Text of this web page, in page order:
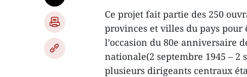
Ce projet fait partie des 250
provinces et villes du pays
l’occasion du 80e anniversaire
nationale(2 septembre 1945 – 2
plusieurs dirigeants centraux